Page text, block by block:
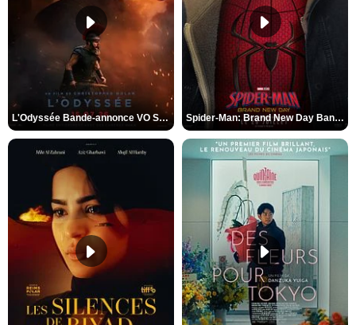
L'Odyssée Bande-annonce VO STFR Spider-Man: Brand New Day Bande-annonce VO STFR